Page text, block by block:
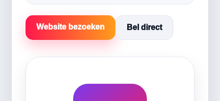
Website bezoeken Bel direct